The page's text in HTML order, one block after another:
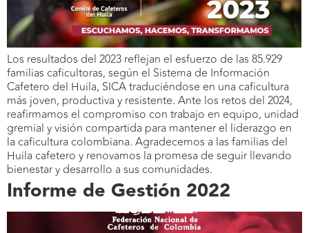
Los resultados del 2023 reflejan el esfuerzo de las 85.929
familias caficultoras, según el Sistema de Información
Cafetero del Huila, SICA traduciéndose en una caficultura
más joven, productiva y resistente. Ante los retos del 2024,
reafirmamos el compromiso con trabajo en equipo, unidad
gremial y visión compartida para mantener el liderazgo en
la caficultura colombiana. Agradecemos a las familias del
Huila cafetero y renovamos la promesa de seguir llevando
bienestar y desarrollo a sus comunidades.
Informe de Gestión 2022